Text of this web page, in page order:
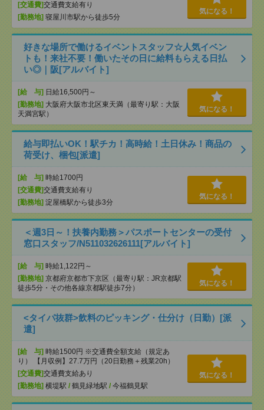
[交通費]交通費支給有り
[勤務地] 寝屋川市駅から徒歩5分
気になる！
好きな場所で働けるイベントスタッフ☆人気イベン
トも！来社不要！働いたその日に給料もらえる日払
い◎｜阪[アルバイト]
[給 与] 日給16,500円～
[勤務地] 大阪府大阪市北区東天満（最寄り駅：大阪
天満宮駅）
気になる！
給与即払いOK！駅チカ！高時給！土日休み！商品の
荷受け、梱包[派遣]
[給 与] 時給1700円
[交通費]交通費支給有り
[勤務地] 淀屋橋駅から徒歩3分
気になる！
＜週3日～！扶養内勤務＞パスポートセンターの受付
窓口スタッフ/N511032626111[アルバイト]
[給 与] 時給1,122円～
[勤務地] 京都府京都市下京区（最寄り駅：JR京都駅
徒歩5分・その他各線京都駅徒歩7分）
気になる！
<タイパ抜群>飲料のピッキング・仕分け（日勤）[派
遣]
[給 与] 時給1500円 ※交通費全額支給（規定あ
り） 【月収例】27.7万円（20日勤務＋残業20h）
[交通費]交通費支給あり
[勤務地] 横堤駅 / 鶴見緑地駅 / 今福鶴見駅
気になる！